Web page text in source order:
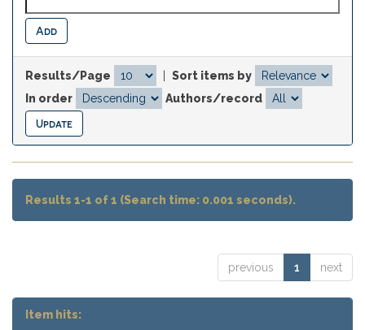
Results/Page
Sort items by
In order
Authors/record
Results 1-1 of 1 (Search time: 0.001 seconds).
previous 1 next
Item hits: